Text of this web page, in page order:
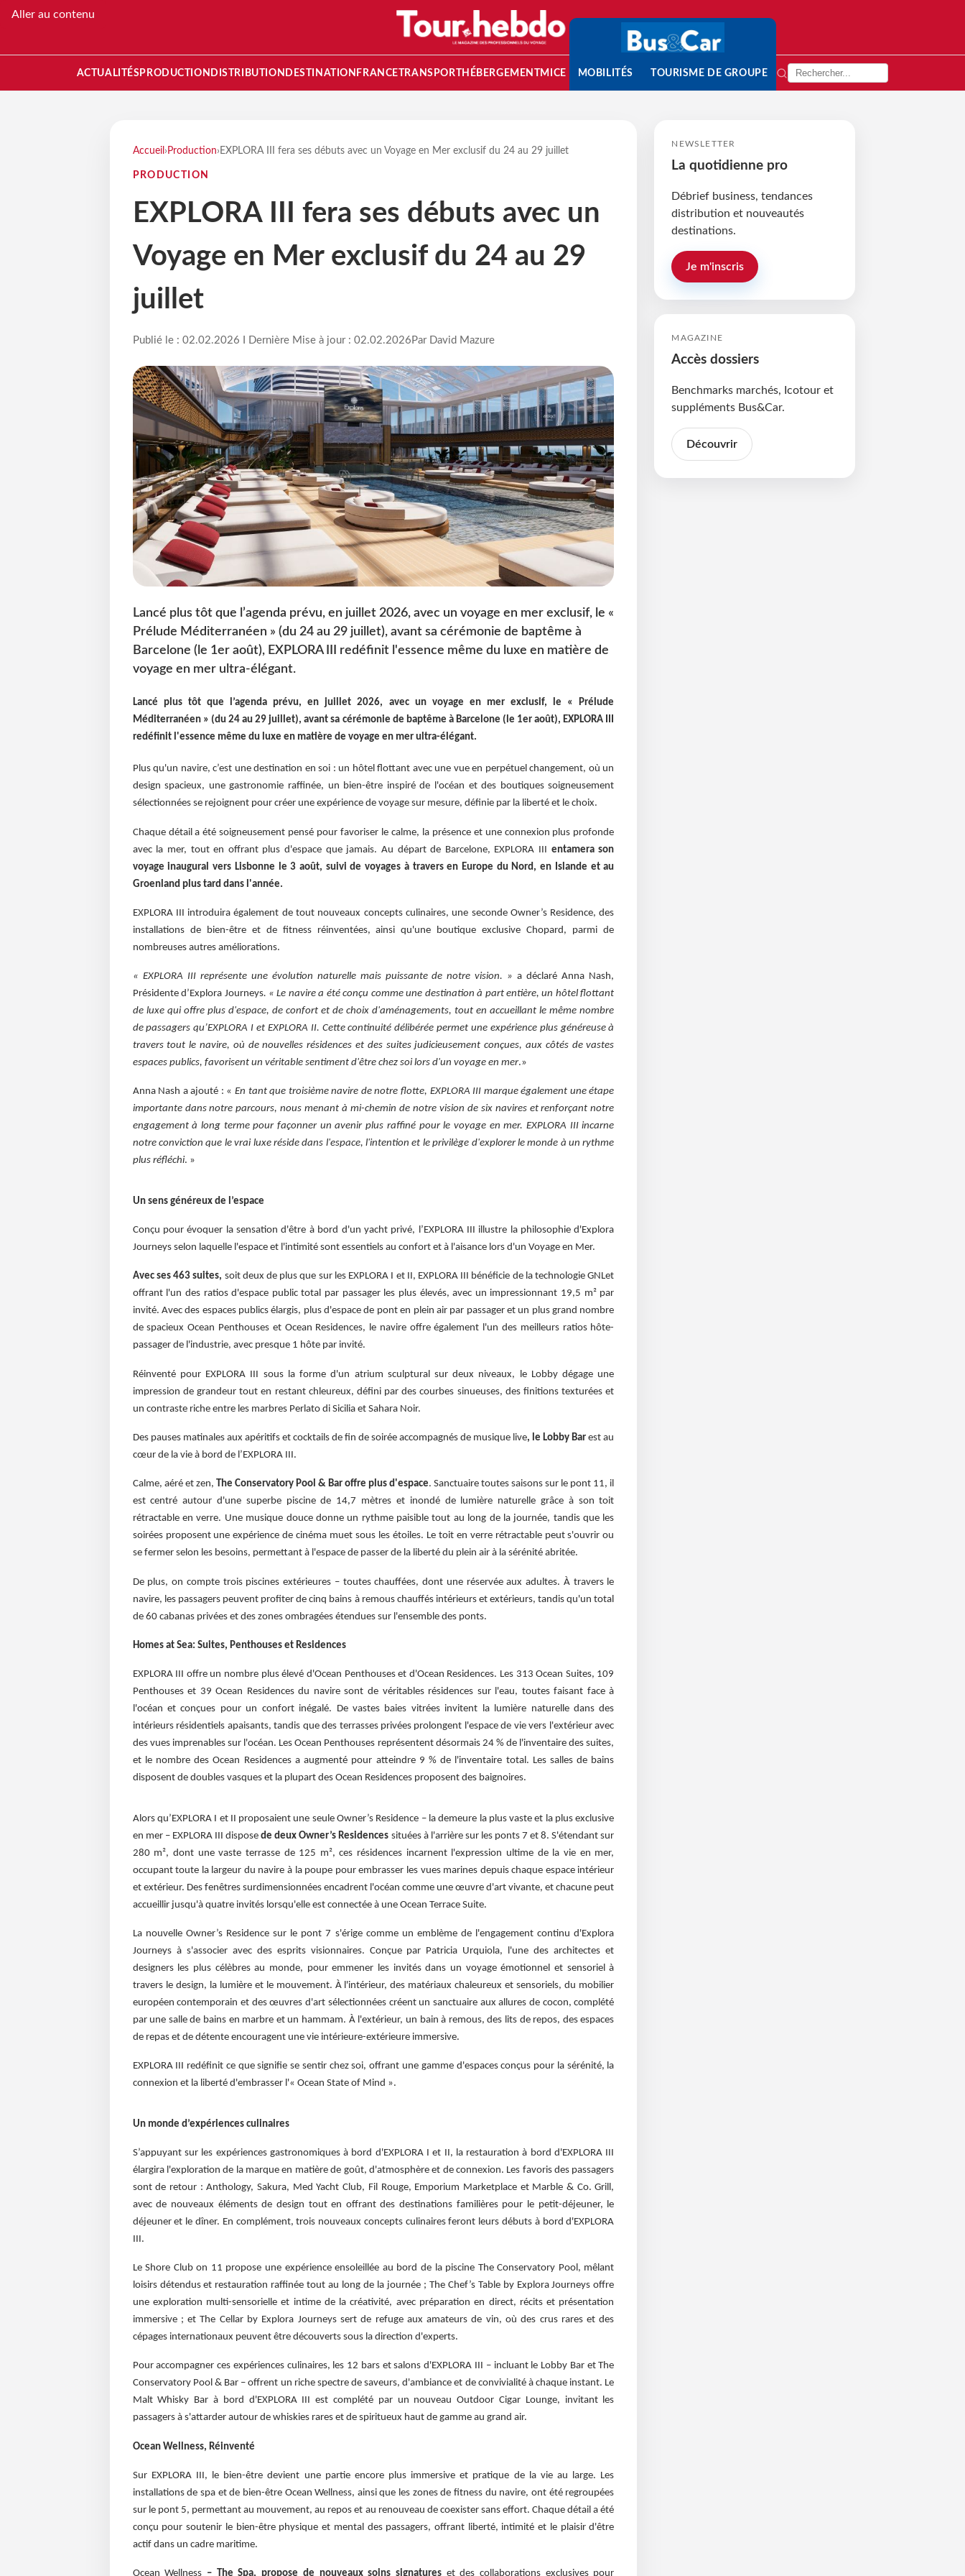
Aller au contenu
ACTUALITÉS PRODUCTION DISTRIBUTION DESTINATION FRANCETRANSPORT HÉBERGEMENTMICE MOBILITÉS TOURISME DE GROUPE
Accueil › Production› EXPLORA III fera ses débuts avec un Voyage en Mer exclusif du 24 au 29 juillet
PRODUCTION
EXPLORA III fera ses débuts avec un
Voyage en Mer exclusif du 24 au 29
juillet
Publié le : 02.02.2026 I Dernière Mise à jour : 02.02.2026 Par David Mazure
Lancé plus tôt que l’agenda prévu, en juillet 2026, avec un voyage en mer exclusif, le «
Prélude Méditerranéen » (du 24 au 29 juillet), avant sa cérémonie de baptême à
Barcelone (le 1er août), EXPLORA III redéfinit l'essence même du luxe en matière de
voyage en mer ultra-élégant.
Lancé plus tôt que l’agenda prévu, en juillet 2026, avec un voyage en mer exclusif, le « Prélude
Méditerranéen » (du 24 au 29 juillet), avant sa cérémonie de baptême à Barcelone (le 1er août), EXPLORA III
redéfinit l'essence même du luxe en matière de voyage en mer ultra-élégant.
Plus qu'un navire, c’est une destination en soi : un hôtel flottant avec une vue en perpétuel changement, où un
design spacieux, une gastronomie raffinée, un bien-être inspiré de l'océan et des boutiques soigneusement
sélectionnées se rejoignent pour créer une expérience de voyage sur mesure, définie par la liberté et le choix.
Chaque détail a été soigneusement pensé pour favoriser le calme, la présence et une connexion plus profonde
avec la mer, tout en offrant plus d'espace que jamais. Au départ de Barcelone, EXPLORA III entamera son
voyage inaugural vers Lisbonne le 3 août, suivi de voyages à travers en Europe du Nord, en Islande et au
Groenland plus tard dans l'année.
EXPLORA III introduira également de tout nouveaux concepts culinaires, une seconde Owner’s Residence, des
installations de bien-être et de fitness réinventées, ainsi qu'une boutique exclusive Chopard, parmi de
nombreuses autres améliorations.
« EXPLORA III représente une évolution naturelle mais puissante de notre vision. »a déclaré Anna Nash,
Présidente d’Explora Journeys. « Le navire a été conçu comme une destination à part entière, un hôtel flottant
de luxe qui offre plus d'espace, de confort et de choix d'aménagements, tout en accueillant le même nombre
de passagers qu’EXPLORA I et EXPLORA II. Cette continuité délibérée permet une expérience plus généreuse à
travers tout le navire, où de nouvelles résidences et des suites judicieusement conçues, aux côtés de vastes
espaces publics, favorisent un véritable sentiment d'être chez soi lors d'un voyage en mer.»
Anna Nash a ajouté : «En tant que troisième navire de notre flotte, EXPLORA III marque également une étape
importante dans notre parcours, nous menant à mi-chemin de notre vision de six navires et renforçant notre
engagement à long terme pour façonner un avenir plus raffiné pour le voyage en mer. EXPLORA III incarne
notre conviction que le vrai luxe réside dans l'espace, l'intention et le privilège d'explorer le monde à un rythme
plus réfléchi. »
Un sens généreux de l’espace
Conçu pour évoquer la sensation d'être à bord d'un yacht privé, l’EXPLORA III illustre la philosophie d'Explora
Journeys selon laquelle l'espace et l'intimité sont essentiels au confort et à l'aisance lors d'un Voyage en Mer.
Avec ses 463 suites, soit deux de plus que sur les EXPLORA I et II, EXPLORA III bénéficie de la technologie GNLet
offrant l'un des ratios d'espace public total par passager les plus élevés, avec un impressionnant 19,5 m² par
invité. Avec des espaces publics élargis, plus d'espace de pont en plein air par passager et un plus grand nombre
de spacieux Ocean Penthouses et Ocean Residences, le navire offre également l'un des meilleurs ratios hôte-
passager de l'industrie, avec presque 1 hôte par invité.
Réinventé pour EXPLORA III sous la forme d'un atrium sculptural sur deux niveaux, le Lobby dégage une
impression de grandeur tout en restant chleureux, défini par des courbes sinueuses, des finitions texturées et
un contraste riche entre les marbres Perlato di Sicilia et Sahara Noir.
Des pauses matinales aux apéritifs et cocktails de fin de soirée accompagnés de musique live, le Lobby Bar est au
cœur de la vie à bord de l’EXPLORA III.
Calme, aéré et zen, The Conservatory Pool & Bar offre plus d'espace. Sanctuaire toutes saisons sur le pont 11, il
est centré autour d'une superbe piscine de 14,7 mètres et inondé de lumière naturelle grâce à son toit
rétractable en verre. Une musique douce donne un rythme paisible tout au long de la journée, tandis que les
soirées proposent une expérience de cinéma muet sous les étoiles. Le toit en verre rétractable peut s'ouvrir ou
se fermer selon les besoins, permettant à l'espace de passer de la liberté du plein air à la sérénité abritée.
De plus, on compte trois piscines extérieures – toutes chauffées, dont une réservée aux adultes. À travers le
navire, les passagers peuvent profiter de cinq bains à remous chauffés intérieurs et extérieurs, tandis qu'un total
de 60 cabanas privées et des zones ombragées étendues sur l'ensemble des ponts.
Homes at Sea: Suites, Penthouses et Residences
EXPLORA III offre un nombre plus élevé d'Ocean Penthouses et d'Ocean Residences. Les 313 Ocean Suites, 109
Penthouses et 39 Ocean Residences du navire sont de véritables résidences sur l'eau, toutes faisant face à
l'océan et conçues pour un confort inégalé. De vastes baies vitrées invitent la lumière naturelle dans des
intérieurs résidentiels apaisants, tandis que des terrasses privées prolongent l'espace de vie vers l'extérieur avec
des vues imprenables sur l'océan. Les Ocean Penthouses représentent désormais 24 % de l'inventaire des suites,
et le nombre des Ocean Residences a augmenté pour atteindre 9 % de l'inventaire total. Les salles de bains
disposent de doubles vasques et la plupart des Ocean Residences proposent des baignoires.
Alors qu’EXPLORA I et II proposaient une seule Owner’s Residence – la demeure la plus vaste et la plus exclusive
en mer – EXPLORA III disposede deux Owner’s Residences situées à l'arrière sur les ponts 7 et 8. S'étendant sur
280 m², dont une vaste terrasse de 125 m², ces résidences incarnent l'expression ultime de la vie en mer,
occupant toute la largeur du navire à la poupe pour embrasser les vues marines depuis chaque espace intérieur
et extérieur. Des fenêtres surdimensionnées encadrent l'océan comme une œuvre d'art vivante, et chacune peut
accueillir jusqu'à quatre invités lorsqu'elle est connectée à une Ocean Terrace Suite.
La nouvelle Owner’s Residence sur le pont 7 s'érige comme un emblème de l'engagement continu d'Explora
Journeys à s'associer avec des esprits visionnaires. Conçue par Patricia Urquiola, l'une des architectes et
designers les plus célèbres au monde, pour emmener les invités dans un voyage émotionnel et sensoriel à
travers le design, la lumière et le mouvement. À l'intérieur, des matériaux chaleureux et sensoriels, du mobilier
européen contemporain et des œuvres d'art sélectionnées créent un sanctuaire aux allures de cocon, complété
par une salle de bains en marbre et un hammam. À l'extérieur, un bain à remous, des lits de repos, des espaces
de repas et de détente encouragent une vie intérieure-extérieure immersive.
EXPLORA III redéfinit ce que signifie se sentir chez soi, offrant une gamme d'espaces conçus pour la sérénité, la
connexion et la liberté d'embrasser l'« Ocean State of Mind ».
Un monde d’expériences culinaires
S’appuyant sur les expériences gastronomiques à bord d'EXPLORA I et II, la restauration à bord d'EXPLORA III
élargira l'exploration de la marque en matière de goût, d'atmosphère et de connexion. Les favoris des passagers
sont de retour : Anthology, Sakura, Med Yacht Club, Fil Rouge, Emporium Marketplace et Marble & Co. Grill,
avec de nouveaux éléments de design tout en offrant des destinations familières pour le petit-déjeuner, le
déjeuner et le dîner. En complément, trois nouveaux concepts culinaires feront leurs débuts à bord d'EXPLORA
III.
Le Shore Club on 11 propose une expérience ensoleillée au bord de la piscine The Conservatory Pool, mêlant
loisirs détendus et restauration raffinée tout au long de la journée ; The Chef’s Table by Explora Journeys offre
une exploration multi-sensorielle et intime de la créativité, avec préparation en direct, récits et présentation
immersive ; et The Cellar by Explora Journeys sert de refuge aux amateurs de vin, où des crus rares et des
cépages internationaux peuvent être découverts sous la direction d'experts.
Pour accompagner ces expériences culinaires, les 12 bars et salons d'EXPLORA III – incluant le Lobby Bar et The
Conservatory Pool & Bar – offrent un riche spectre de saveurs, d'ambiance et de convivialité à chaque instant. Le
Malt Whisky Bar à bord d'EXPLORA III est complété par un nouveau Outdoor Cigar Lounge, invitant les
passagers à s'attarder autour de whiskies rares et de spiritueux haut de gamme au grand air.
Ocean Wellness, Réinventé
Sur EXPLORA III, le bien-être devient une partie encore plus immersive et pratique de la vie au large. Les
installations de spa et de bien-être Ocean Wellness, ainsi que les zones de fitness du navire, ont été regroupées
sur le pont 5, permettant au mouvement, au repos et au renouveau de coexister sans effort. Chaque détail a été
conçu pour soutenir le bien-être physique et mental des passagers, offrant liberté, intimité et le plaisir d'être
actif dans un cadre maritime.
Ocean Wellness – The Spa, propose de nouveaux soins signatureset des collaborations exclusives pour
NEWSLETTER
La quotidienne pro
Débrief business, tendances
distribution et nouveautés
destinations.
Je m'inscris
MAGAZINE
Accès dossiers
Benchmarks marchés, Icotour et
suppléments Bus&Car.
Découvrir